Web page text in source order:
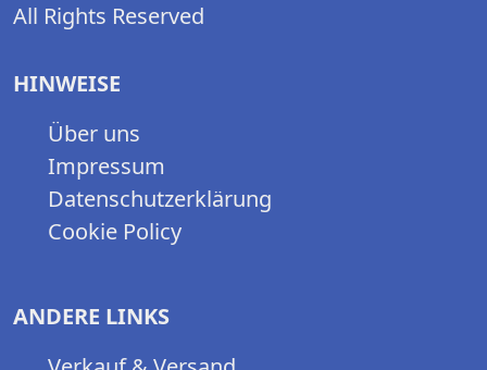
All Rights Reserved
HINWEISE
Über uns
Impressum
Datenschutzerklärung
Cookie Policy
ANDERE LINKS